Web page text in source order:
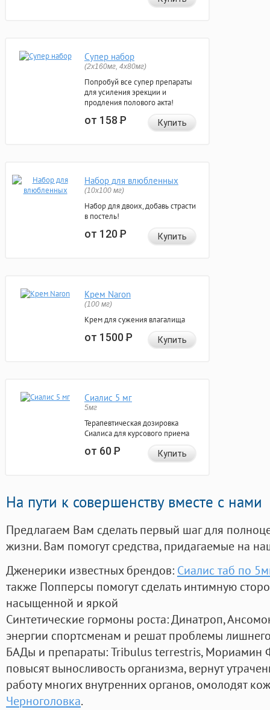
Супер набор
(2х160мг, 4х80мг)
Попробуй все супер препараты
для усиления эрекции и
продления полового акта!
от 158Р Купить
Набор для влюбленных
(10х100 мг)
Набор для двоих, добавь страсти
в постель!
от 120Р Купить
Крем Naron
(100 мг)
Крем для сужения влагалища
от 1500Р Купить
Сиалис 5 мг
5мг
Терапевтическая дозировка
Сиалиса для курсового приема
от 60Р Купить
На пути к совершенству вместе с нами
Предлагаем Вам сделать первый шаг для
жизни. Вам помогут средства, придагаемые на
Дженерики известных брендов: Сиалис таб по
также Попперсы помогут сделать интимную
насыщенной и яркой
Синтетические гормоны роста: Динатроп,
энергии спортсменам и решат проблемы
БАДы и препараты:Tribulus terrestris, Мориамин
повысят выносливость организма, вернут
работу многих внутренних органов, омолодят
Черноголовка.